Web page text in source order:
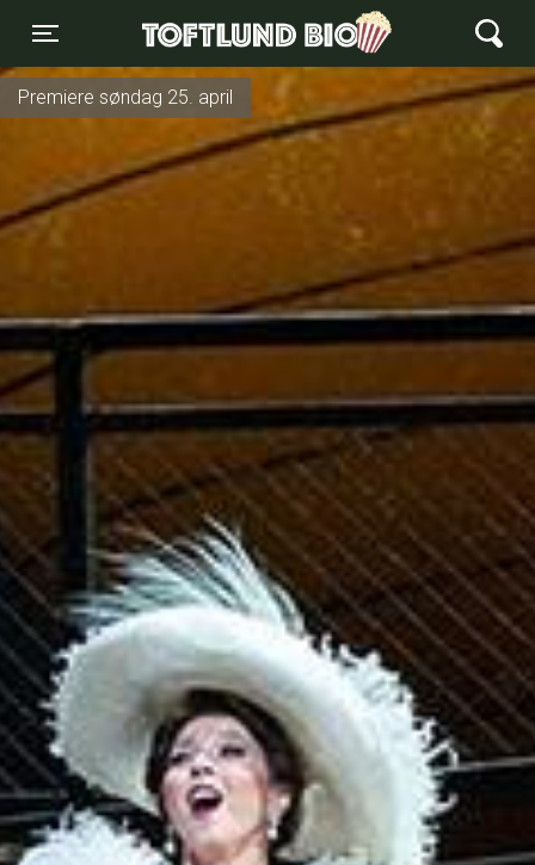
Toggle navigation
Toftlund Biograf
Premiere søndag 25. april